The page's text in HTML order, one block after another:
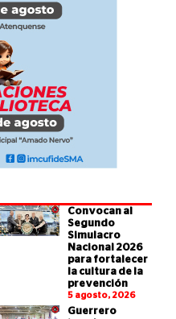
Convocan al
Segundo
Simulacro
Nacional 2026
para fortalecer
la cultura de la
prevención
5 agosto, 2026
Guerrero